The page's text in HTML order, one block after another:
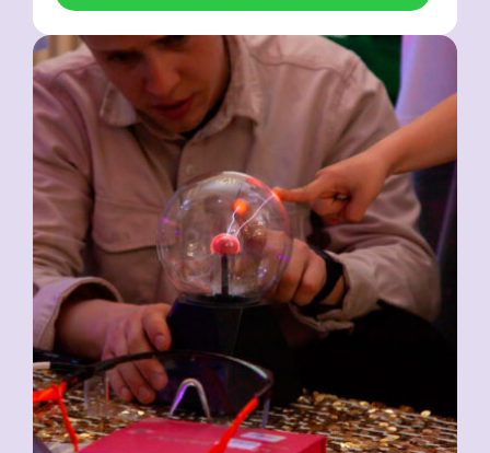
15 000₽
Эксклюзивный квиз
Командная интеллектуальная игра, которую
мы разработаем под запрос вашей
компании: про футбол, любимую
музыкальную группу и что угодно еще.
TESLA-шоу
Электричество как настоящее
волшебство! Насладитесь
захватывающим зрелищем молний,
которые свободно парят в воздухе
и поражают своей мощью.